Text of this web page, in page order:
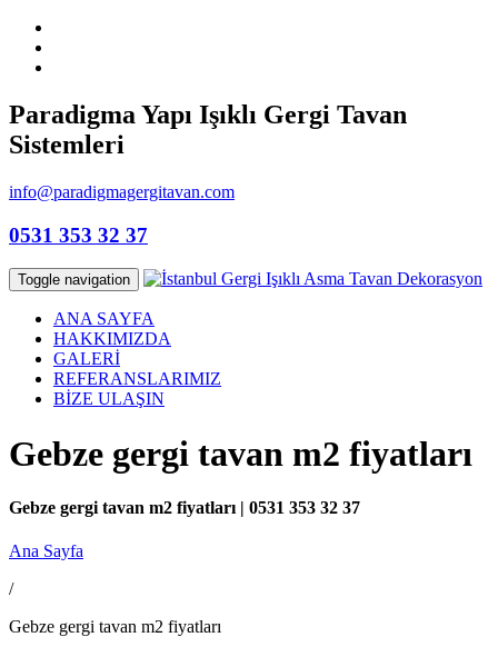
Paradigma Yapı Işıklı Gergi Tavan
Sistemleri
info@paradigmagergitavan.com
0531 353 32 37
Toggle navigation
ANA SAYFA
HAKKIMIZDA
GALERİ
REFERANSLARIMIZ
BİZE ULAŞIN
Gebze gergi tavan m2 fiyatları
Gebze gergi tavan m2 fiyatları | 0531 353 32 37
Ana Sayfa
/
Gebze gergi tavan m2 fiyatları